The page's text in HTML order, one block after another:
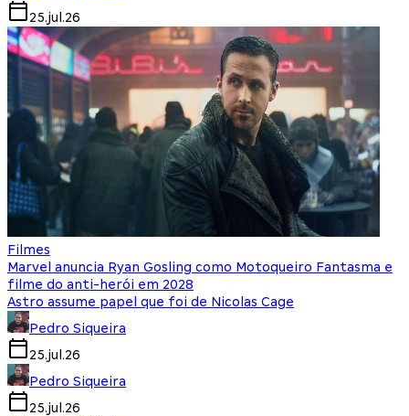
25.jul.26
Filmes
Marvel anuncia Ryan Gosling como Motoqueiro Fantasma e
filme do anti-herói em 2028
Astro assume papel que foi de Nicolas Cage
Pedro Siqueira
25.jul.26
Pedro Siqueira
25.jul.26